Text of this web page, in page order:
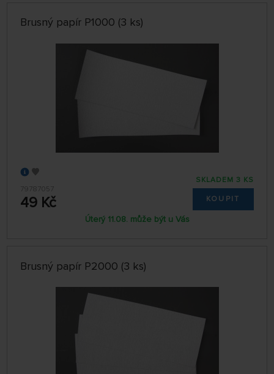
Brusný papír P1000 (3 ks)
79787057
49 Kč
SKLADEM 3 KS
KOUPIT
Úterý 11.08. může být u Vás
Brusný papír P2000 (3 ks)